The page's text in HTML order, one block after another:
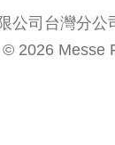
公司台灣分
2026 Messe